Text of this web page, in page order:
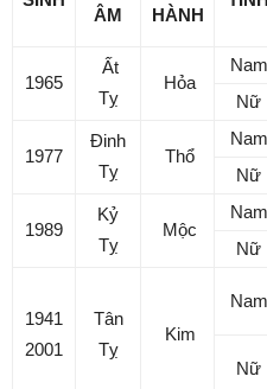
ÂM
HÀNH
1965
Ất
Tỵ
Hỏa
Nam
Nữ
1977
Đinh
Tỵ
Thổ
Nam
Nữ
1989
Kỷ
Tỵ
Mộc
Nam
Nữ
1941
2001
Tân
Tỵ
Kim
Nam
Nữ